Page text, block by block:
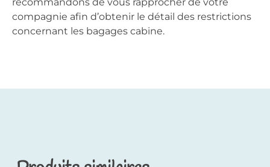
recommandons de vous rapprocher de votre
compagnie afin d’obtenir le détail des restrictions
concernant les bagages cabine.